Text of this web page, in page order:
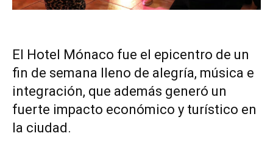
El Hotel Mónaco fue el epicentro de un
fin de semana lleno de alegría, música e
integración, que además generó un
fuerte impacto económico y turístico en
la ciudad.